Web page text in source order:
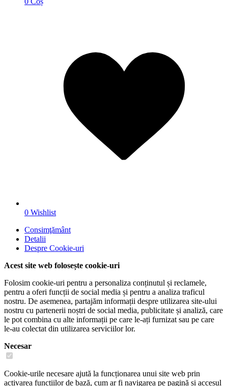
0 Wishlist
Consimţământ
Detalii
Despre Cookie-uri
Acest site web folosește cookie-uri
Folosim cookie-uri pentru a personaliza conținutul și reclamele,
pentru a oferi funcții de social media și pentru a analiza traficul
nostru. De asemenea, partajăm informații despre utilizarea site-ului
nostru cu partenerii noștri de social media, publicitate și analiză, care
le pot combina cu alte informații pe care le-ați furnizat sau pe care
le-au colectat din utilizarea serviciilor lor.
Necesar
Cookie-urile necesare ajută la funcționarea unui site web prin
activarea funcțiilor de bază, cum ar fi navigarea pe pagină și accesul